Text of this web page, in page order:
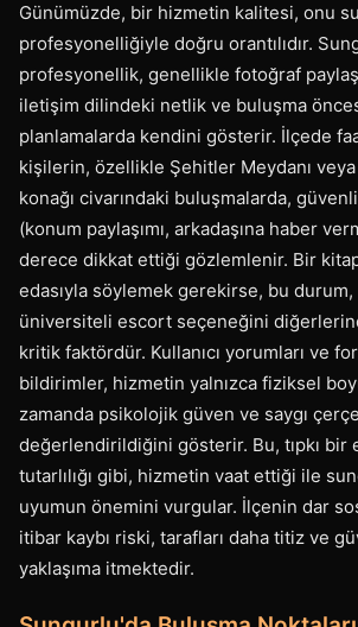
Günümüzde, bir hizmetin kalitesi, onu
profesyonelliğiyle doğru orantılıdır.
profesyonellik, genellikle fotoğraf
iletişim dilindeki netlik ve buluşma
planlamalarda kendini gösterir. İlçede
kişilerin, özellikle Şehitler Meydanı
konağı civarındaki buluşmalarda,
(konum paylaşımı, arkadaşına haber
derece dikkat ettiği gözlemlenir. Bir
edasıyla söylemek gerekirse, bu
üniversiteli escort seçeneğini
kritik faktördür. Kullanıcı yorumları ve
bildirimler, hizmetin yalnızca fiziksel
zamanda psikolojik güven ve saygı
değerlendirildiğini gösterir. Bu, tıpkı bir
tutarlılığı gibi, hizmetin vaat ettiği ile
uyumun önemini vurgular. İlçenin dar
itibar kaybı riski, tarafları daha titiz ve
yaklaşıma itmektedir.